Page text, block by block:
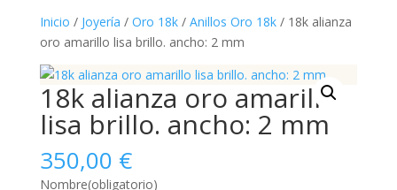
Inicio / Joyería / Oro 18k/ Anillos Oro 18k/ 18k alianza
oro amarillo lisa brillo. ancho: 2 mm
18k alianza oro amarillo
lisa brillo. ancho: 2 mm
350,00 €
Nombre(obligatorio)